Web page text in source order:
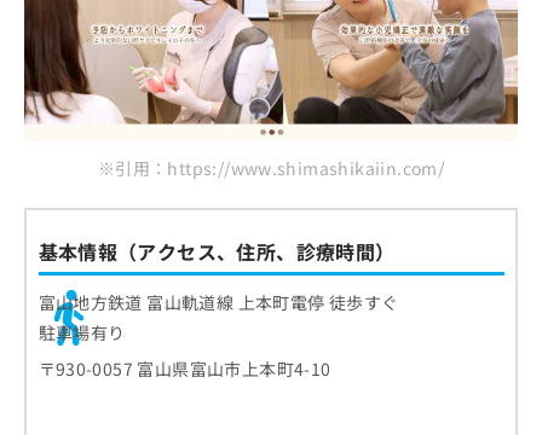
※引用：https://www.shimashikaiin.com/
基本情報（アクセス、住所、診療時間）
富山地方鉄道 富山軌道線 上本町電停 徒歩すぐ
駐車場有り
〒930-0057 富山県富山市上本町4-10